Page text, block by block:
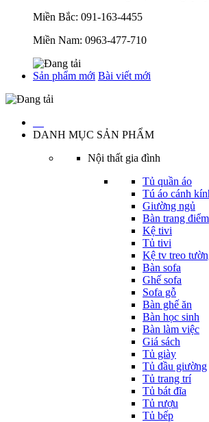
Miền Bắc: 091-163-4455
Miền Nam: 0963-477-710
Sản phẩm mới Bài viết mới
DANH MỤC SẢN PHẨM
Nội thất gia đình
Tủ quần áo
Tú áo cánh
Giường ngủ
Bàn trang điểm
Kệ tivi
Tủ tivi
Kệ tv treo
Bàn sofa
Ghế sofa
Sofa gỗ
Bàn ghế ăn
Bàn học sinh
Bàn làm việc
Giá sách
Tủ giày
Tủ đầu giường
Tủ trang trí
Tủ bát đĩa
Tủ rượu
Tủ bếp